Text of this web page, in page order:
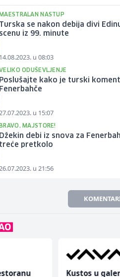
MAESTRALAN NASTUP
Turska se nakon debija divi
scenu iz 99. minute
14.08.2023. u 08:03
VELIKO ODUŠEVLJENJE
Poslušajte kako je turski
Fenerbahče
u 15:07
BRAVO, MAJSTORE!
Džekin debi iz snova za
treće pretkolo
u 21:56
Kustos u